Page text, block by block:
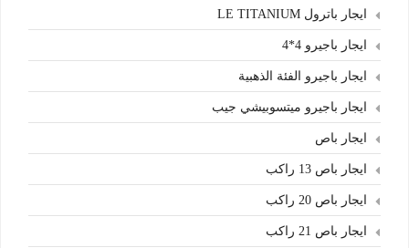
ايجار باترول LE TITANIUM
ايجار باجيرو 4*4
ايجار باجيرو الفئة الذهبية
ايجار باجيرو ميتسوبيشي جيب
ايجار باص
ايجار باص 13 راكب
ايجار باص 20 راكب
ايجار باص 21 راكب